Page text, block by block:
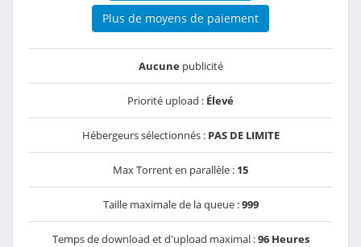
Plus de moyens de paiement
Aucunepublicité
Priorité upload : Élevé
Hébergeurs sélectionnés : PAS DE LIMITE
Max Torrent en parallèle : 15
Taille maximale de la queue :999
Temps de download et d'upload maximal :96 Heures